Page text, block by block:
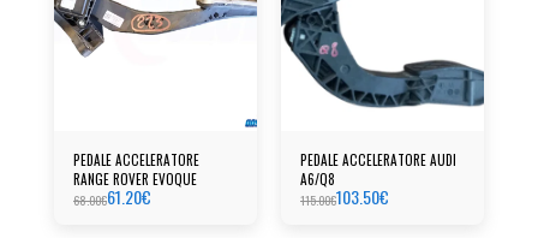
PEDALE ACCELERATORE
RANGE ROVER EVOQUE
68.00€61.20€
PEDALE ACCELERATORE AUDI
A6/Q8
115.00€103.50€